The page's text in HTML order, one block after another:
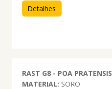
Detalhes
RAST G8 - POA PRATENSIS
MATERIAL: SORO